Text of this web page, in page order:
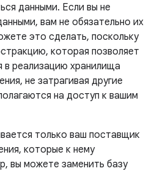
данными. Если вы не
вам не обязательно их
это сделать, поскольку
которая позволяет
в реализацию хранилища
не затрагивая другие
на доступ к вашим
только ваш поставщик
которые к нему
вы можете заменить базу